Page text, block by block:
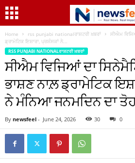
Home rss punjabi nationalਰਾਸ਼ਟਰੀ ਖ਼ਬਰਾਂ
ਸੀਐਮ
ਡ੍ਰਾਮੇਟਿਕ ਇਸ਼ਾਰਾ, ਪ੍ਰਸ਼ੰਸਕਾਂ ਨੇ...
RSS PUNJABI NATIONALਰਾਸ਼ਟਰੀ ਖ਼ਬਰਾਂ
ਸੀਐਮ ਵਿਜਿਆਂ ਦਾ
ਭਾਸ਼ਣ ਨਾਲ਼ ਡ੍ਰਾਮੇਟਿਕ
ਨੇ ਮੰਨਿਆ ਜਨਮਦਿਨ ਦਾ
By newsfeel - June 24, 2026 30 0